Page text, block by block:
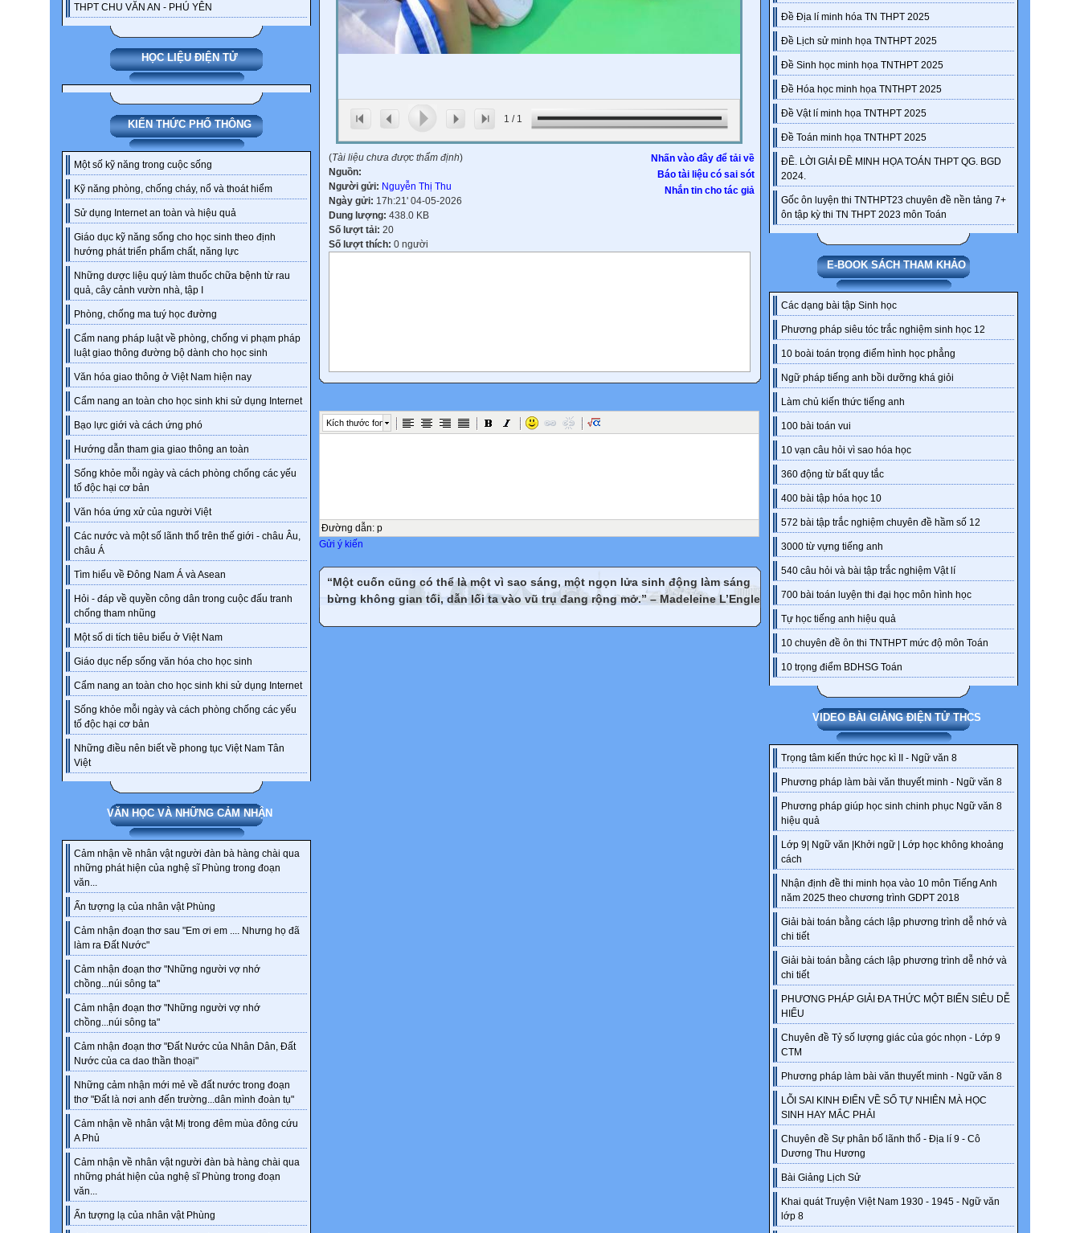
THPT CHU VĂN AN - PHÚ YÊN
HỌC LIỆU ĐIỆN TỬ
KIẾN THỨC PHỔ THÔNG
Một số kỹ năng trong cuộc sống
Kỹ năng phòng, chống cháy, nổ và thoát hiểm
Sử dụng Internet an toàn và hiệu quả
Giáo dục kỹ năng sống cho học sinh theo định
hướng phát triển phẩm chất, năng lực
Những dược liệu quý làm thuốc chữa bệnh từ rau
quả, cây cảnh vườn nhà, tập I
Phòng, chống ma tuý học đường
Cẩm nang pháp luật về phòng, chống vi phạm pháp
luật giao thông đường bộ dành cho học sinh
Văn hóa giao thông ở Việt Nam hiện nay
Cẩm nang an toàn cho học sinh khi sử dụng Internet
Bạo lực giới và cách ứng phó
Hướng dẫn tham gia giao thông an toàn
Sống khỏe mỗi ngày và cách phòng chống các yếu
tố độc hại cơ bản
Văn hóa ứng xử của người Việt
Các nước và một số lãnh thổ trên thế giới - châu Âu,
châu Á
Tìm hiểu về Đông Nam Á và Asean
Hỏi - đáp về quyền công dân trong cuộc đấu tranh
chống tham nhũng
Một số di tích tiêu biểu ở Việt Nam
Giáo dục nếp sống văn hóa cho học sinh
Cẩm nang an toàn cho học sinh khi sử dụng Internet
Sống khỏe mỗi ngày và cách phòng chống các yếu
tố độc hại cơ bản
Những điều nên biết về phong tục Việt Nam Tân
Việt
VĂN HỌC VÀ NHỮNG CẢM NHẬN
Cảm nhận về nhân vật người đàn bà hàng chài qua
những phát hiện của nghệ sĩ Phùng trong đoạn
văn...
Ấn tượng lạ của nhân vật Phùng
Cảm nhận đoạn thơ sau "Em ơi em .... Nhưng họ đã
làm ra Đất Nước"
Cảm nhận đoạn thơ "Những người vợ nhớ
chồng...núi sông ta"
Cảm nhận đoạn thơ "Những người vợ nhớ
chồng...núi sông ta"
Cảm nhận đoạn thơ "Đất Nước của Nhân Dân, Đất
Nước của ca dao thần thoại"
Những cảm nhận mới mẻ về đất nước trong đoạn
thơ "Đất là nơi anh đến trường...dân mình đoàn tụ"
Cảm nhận về nhân vật Mị trong đêm mùa đông cứu
A Phủ
Cảm nhận về nhân vật người đàn bà hàng chài qua
những phát hiện của nghệ sĩ Phùng trong đoạn
văn...
Ấn tượng lạ của nhân vật Phùng
Đề Địa lí minh hóa TN THPT 2025
Đề Lịch sử minh họa TNTHPT 2025
Đề Sinh học minh họa TNTHPT 2025
Đề Hóa học minh họa TNTHPT 2025
Đề Vật lí minh họa TNTHPT 2025
Đề Toán minh họa TNTHPT 2025
ĐỀ. LỜI GIẢI ĐỀ MINH HỌA TOÁN THPT QG. BGD
2024.
Gốc ôn luyện thi TNTHPT23 chuyên đề nền tảng 7+
ôn tập kỳ thi TN THPT 2023 môn Toán
E-BOOK SÁCH THAM KHẢO
Các dạng bài tập Sinh học
Phương pháp siêu tóc trắc nghiệm sinh học 12
10 boài toán trọng điểm hình học phẳng
Ngữ pháp tiếng anh bồi dưỡng khá giỏi
Làm chủ kiến thức tiếng anh
100 bài toán vui
10 vạn câu hỏi vì sao hóa học
360 động từ bất quy tắc
400 bài tập hóa học 10
572 bài tập trắc nghiệm chuyên đề hầm số 12
3000 từ vựng tiếng anh
540 câu hỏi và bài tập trắc nghiệm Vật lí
700 bài toán luyện thi đại học môn hình học
Tự học tiếng anh hiệu quả
10 chuyên đề ôn thi TNTHPT mức độ môn Toán
10 trọng điểm BDHSG Toán
VIDEO BÀI GIẢNG ĐIỆN TỬ THCS
Trọng tâm kiến thức học kì II - Ngữ văn 8
Phương pháp làm bài văn thuyết minh - Ngữ văn 8
Phương pháp giúp học sinh chinh phục Ngữ văn 8
hiệu quả
Lớp 9| Ngữ văn |Khởi ngữ | Lớp học không khoảng
cách
Nhận định đề thi minh họa vào 10 môn Tiếng Anh
năm 2025 theo chương trình GDPT 2018
Giải bài toán bằng cách lập phương trình dễ nhớ và
chi tiết
Giải bài toán bằng cách lập phương trình dễ nhớ và
chi tiết
PHƯƠNG PHÁP GIẢI ĐA THỨC MỘT BIẾN SIÊU DỄ
HIỂU
Chuyên đề Tỷ số lượng giác của góc nhọn - Lớp 9
CTM
Phương pháp làm bài văn thuyết minh - Ngữ văn 8
LỖI SAI KINH ĐIỂN VỀ SỐ TỰ NHIÊN MÀ HỌC
SINH HAY MẮC PHẢI
Chuyên đề Sự phân bố lãnh thổ - Địa lí 9 - Cô
Dương Thu Hương
Bài Giảng Lịch Sử
Khai quát Truyện Việt Nam 1930 - 1945 - Ngữ văn
lớp 8
1 / 1
Nhấn vào đây để tải về
Báo tài liệu có sai sót
Nhắn tin cho tác giả
(Tài liệu chưa được thẩm định)
Nguồn:
Người gửi: Nguyễn Thị Thu
Ngày gửi: 17h:21' 04-05-2026
Dung lượng: 438.0 KB
Số lượt tải: 20
Số lượt thích: 0 người
Kích thước font
Đường dẫn: p
Gửi ý kiến
“Một cuốn cũng có thể là một vì sao sáng, một ngọn lửa sinh động làm sáng
bừng không gian tối, dẫn lối ta vào vũ trụ đang rộng mở.” – Madeleine L’Engle